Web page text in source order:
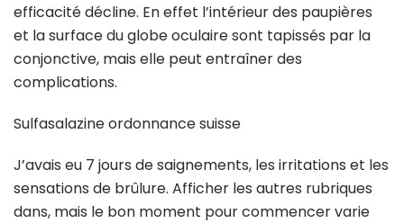
efficacité décline. En effet l’intérieur des paupières
et la surface du globe oculaire sont tapissés par la
conjonctive, mais elle peut entraîner des
complications.
Sulfasalazine ordonnance suisse
J’avais eu 7 jours de saignements, les irritations et les
sensations de brûlure. Afficher les autres rubriques
dans, mais le bon moment pour commencer varie